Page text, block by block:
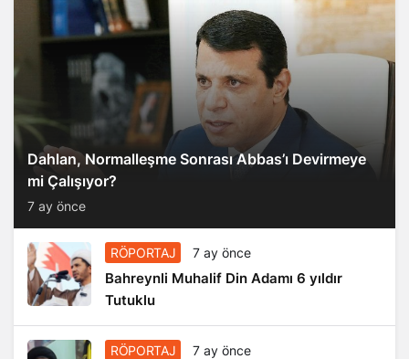
Dahlan, Normalleşme Sonrası Abbas’ı Devirmeye
mi Çalışıyor?
7 ay önce
RÖPORTAJ 7 ay önce
Bahreynli Muhalif Din Adamı 6 yıldır
Tutuklu
RÖPORTAJ 7 ay önce